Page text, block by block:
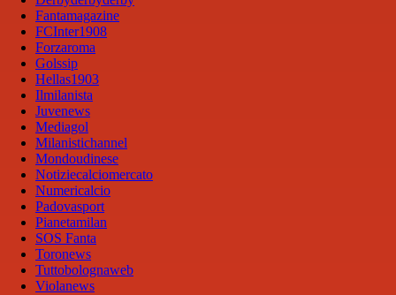
Fantamagazine
FCInter1908
Forzaroma
Golssip
Hellas1903
Ilmilanista
Juvenews
Mediagol
Milanistichannel
Mondoudinese
Notiziecalciomercato
Numericalcio
Padovasport
Pianetamilan
SOS Fanta
Toronews
Tuttobolognaweb
Violanews